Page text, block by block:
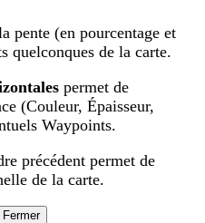
pente (en pourcentage et
quelconques de la carte.
permet de
(Couleur, Épaisseur,
Waypoints.
précédent permet de
de la carte.
Fermer